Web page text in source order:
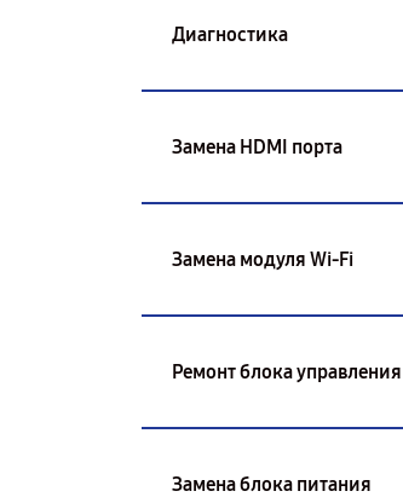
Диагностика
Замена HDMI порта
Замена модуля Wi-Fi
Ремонт блока управления
Замена блока питания